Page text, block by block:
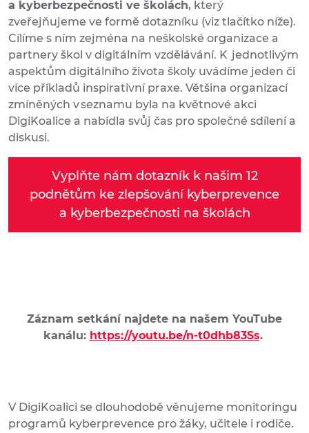
a kyberbezpečnosti ve školách, který
zveřejňujeme ve formě dotazníku (viz tlačítko níže).
Cílíme s ním zejména na neškolské organizace a
partnery škol v digitálním vzdělávání. K jednotlivým
aspektům digitálního života školy uvádíme jeden či
více příkladů inspirativní praxe. Většina organizací
zmíněných v seznamu byla na květnové akci
DigiKoalice a nabídla svůj čas pro společné sdílení a
diskusi.
Vyplňte nám dotazník k našim 12
podnětům ke zlepšování kyberprevence
a kyberbezpečnosti na školách
Záznam setkání najdete na našem YouTube
kanálu: https://youtu.be/n-t0dhb83Ss.
V DigiKoalici se dlouhodobě věnujeme monitoringu
programů kyberprevence pro žáky, učitele i rodiče.